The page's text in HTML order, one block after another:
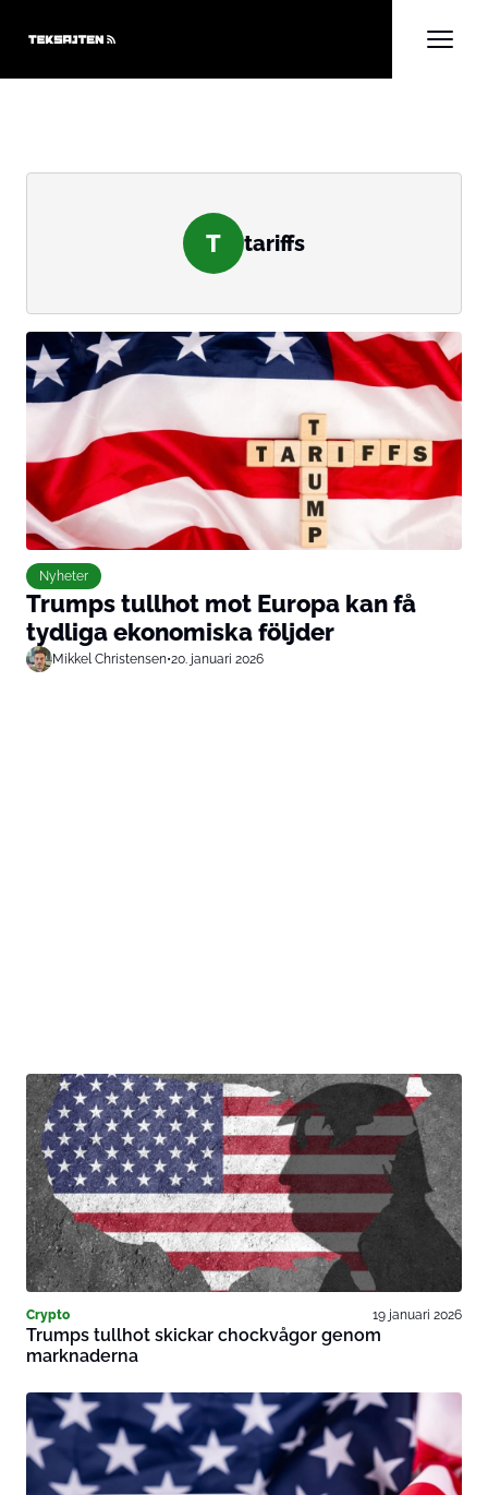
T tariffs
Nyheter
Trumps tullhot mot Europa kan få
tydliga ekonomiska följder
Mikkel Christensen•20. januari 2026
Crypto 19 januari 2026
Trumps tullhot skickar chockvågor genom
marknaderna